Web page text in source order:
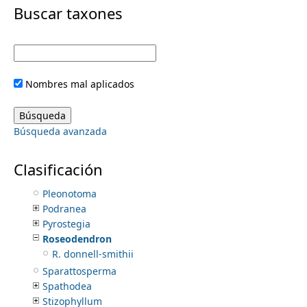
i
m
r
y
t
n
u
Buscar taxones
Nombres mal aplicados
Búsqueda avanzada
Clasificación
Handroanthus
Jacaranda
Mansoa
Pachyptera
Pajanelia
Parmentiera
Phryganocydia
Pleonotoma
Podranea
Pyrostegia
Roseodendron
R. donnell-smithii
Sparattosperma
Spathodea
Stizophyllum